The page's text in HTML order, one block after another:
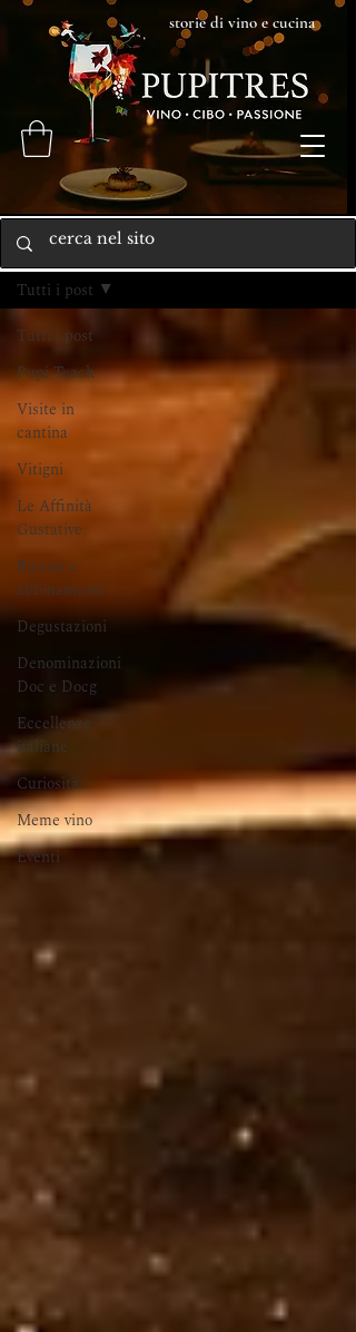
storie di vino e cucina
Home
Tutti i post
Pupi Teach
Visite in
cantina
Vitigni
Le Affinità
Gustative
Ricette e
abbinamenti
Degustazioni
Denominazioni
Doc e Docg
Eccellenze
italiane
Curiosità
Meme vino
Eventi
Tutti i post